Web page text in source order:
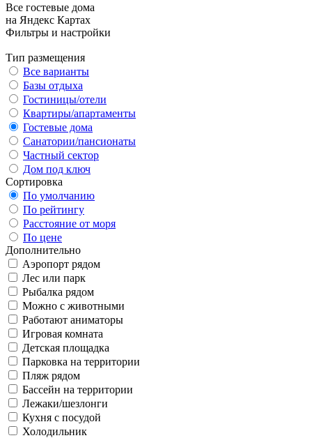
Все гостевые дома
на Яндекс Картах
Фильтры и настройки
Тип размещения
Все варианты
Базы отдыха
Гостиницы/отели
Квартиры/апартаменты
Гостевые дома
Санатории/пансионаты
Частный сектор
Дом под ключ
Сортировка
По умолчанию
По рейтингу
Расстояние от моря
По цене
Дополнительно
Аэропорт рядом
Лес или парк
Рыбалка рядом
Можно с животными
Работают аниматоры
Игровая комната
Детская площадка
Парковка на территории
Пляж рядом
Бассейн на территории
Лежаки/шезлонги
Кухня с посудой
Холодильник